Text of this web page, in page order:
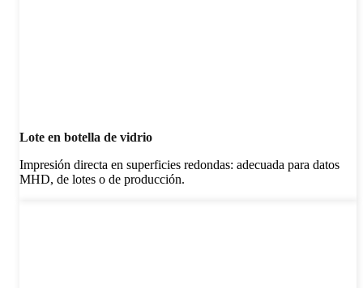
Lote en botella de vidrio
Impresión directa en superficies redondas: adecuada para datos
MHD, de lotes o de producción.